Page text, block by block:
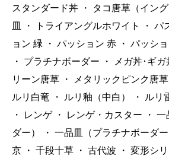
スタンダード丼
・ タコ唐草（イング
皿
・ トライアングルホワイト ・ パ
ョン 緑
・ パッション 赤 ・ パッシ
・
プラチナボーダー ・ メガ丼･ギガ
リーン唐草
・ メタリックピンク唐草
ルリ白竜
・ ルリ釉（中白） ・ ルリ
・
レンゲ ・ レンゲ・カスター ・ 一
ダー）
・ 一品皿（プラチナボーダー
京
・ 千段十草 ・ 古代波 ・ 変形シ